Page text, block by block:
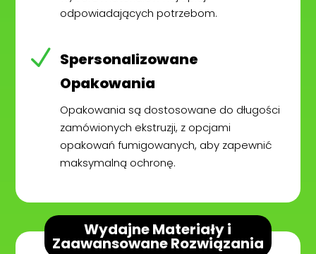
odpowiadających potrzebom.
N Spersonalizowane
Opakowania
Opakowania są dostosowane do długości
zamówionych ekstruzji, z opcjami
opakowań fumigowanych, aby zapewnić
maksymalną ochronę.
Wydajne Materiały i
Zaawansowane Rozwiązania